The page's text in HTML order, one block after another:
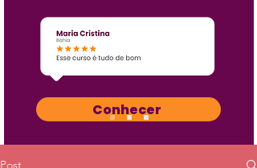
Conhecer
Post